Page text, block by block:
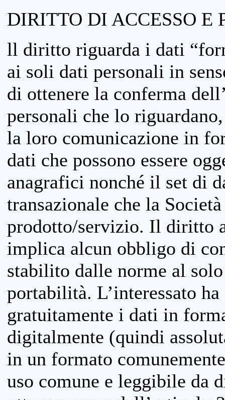
DIRITTO DI ACCESSO
ll diritto riguarda i dati
ai soli dati personali in
di ottenere la conferma
personali che lo
la loro comunicazione in
dati che possono essere
anagrafici nonché il set di
transazionale che la
prodotto/servizio. Il diritto
implica alcun obbligo di
stabilito dalle norme al
portabilità. L’interessato
gratuitamente i dati in
digitalmente (quindi
in un formato
uso comune e leggibile da